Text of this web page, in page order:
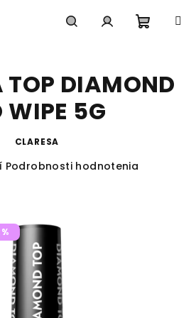
košík
TOP DIAMOND
WIPE 5G
CLARESA
Podrobnosti hodnotenia